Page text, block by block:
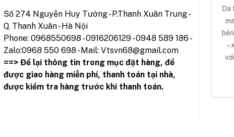
Số 274 Nguyễn Huy Tưởng - P.Thanh Xuân Trung -
Q. Thanh Xuân - Hà Nội
Phone: 0968550698 - 0916206129 - 0948 589 186 -
Zalo:0968 550 698 - Mail: Vtsvn68@gmail.com
==> Để lại thông tin trong mục đặt hàng, để
được giao hàng miễn phí, thanh toán tại nhà,
được kiểm tra hàng trước khi thanh toán.
–